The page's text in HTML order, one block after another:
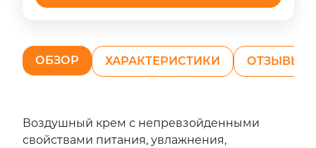
ОБЗОР ХАРАКТЕРИСТИКИ ОТЗЫВЫ
Воздушный крем с непревзойденными
свойствами питания, увлажнения,